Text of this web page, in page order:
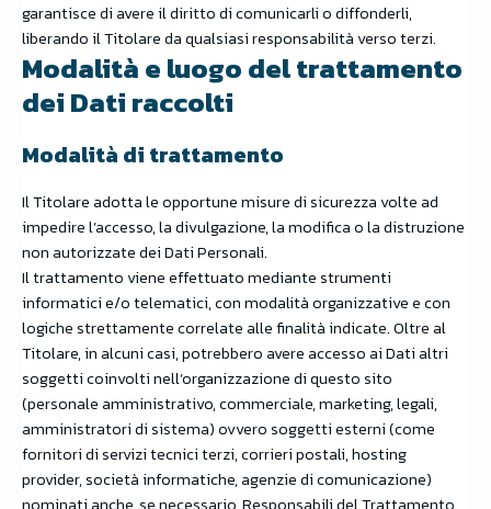
garantisce di avere il diritto di comunicarli o diffonderli,
liberando il Titolare da qualsiasi responsabilità verso terzi.
Modalità e luogo del trattamento
dei Dati raccolti
Modalità di trattamento
Il Titolare adotta le opportune misure di sicurezza volte ad
impedire l’accesso, la divulgazione, la modifica o la distruzione
non autorizzate dei Dati Personali.
Il trattamento viene effettuato mediante strumenti
informatici e/o telematici, con modalità organizzative e con
logiche strettamente correlate alle finalità indicate. Oltre al
Titolare, in alcuni casi, potrebbero avere accesso ai Dati altri
soggetti coinvolti nell’organizzazione di questo sito
(personale amministrativo, commerciale, marketing, legali,
amministratori di sistema) ovvero soggetti esterni (come
fornitori di servizi tecnici terzi, corrieri postali, hosting
provider, società informatiche, agenzie di comunicazione)
nominati anche, se necessario, Responsabili del Trattamento